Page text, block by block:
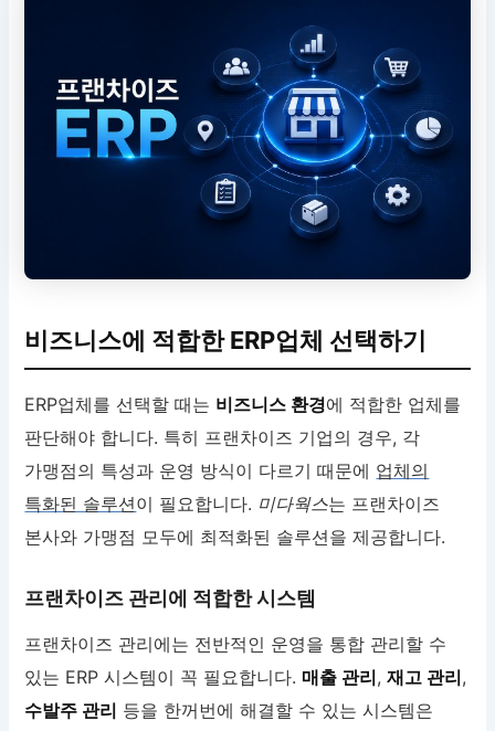
비즈니스에 적합한 ERP업체 선택하기
ERP업체를 선택할 때는 비즈니스 환경에 적합한 업체를
판단해야 합니다. 특히 프랜차이즈 기업의 경우, 각
가맹점의 특성과 운영 방식이 다르기 때문에 업체의
특화된 솔루션이 필요합니다. 미다웍스는 프랜차이즈
본사와 가맹점 모두에 최적화된 솔루션을 제공합니다.
프랜차이즈 관리에 적합한 시스템
프랜차이즈 관리에는 전반적인 운영을 통합 관리할 수
있는 ERP 시스템이 꼭 필요합니다. 매출 관리,재고 관리,
수발주 관리 등을 한꺼번에 해결할 수 있는 시스템은